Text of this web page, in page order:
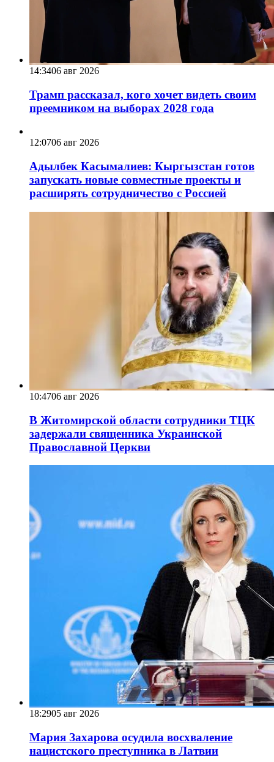
14:3406 авг 2026
Трамп рассказал, кого хочет видеть своим
преемником на выборах 2028 года
12:0706 авг 2026
Адылбек Касымалиев: Кыргызстан готов
запускать новые совместные проекты и
расширять сотрудничество с Россией
10:4706 авг 2026
В Житомирской области сотрудники ТЦК
задержали священника Украинской
Православной Церкви
18:2905 авг 2026
Мария Захарова осудила восхваление
нацистского преступника в Латвии